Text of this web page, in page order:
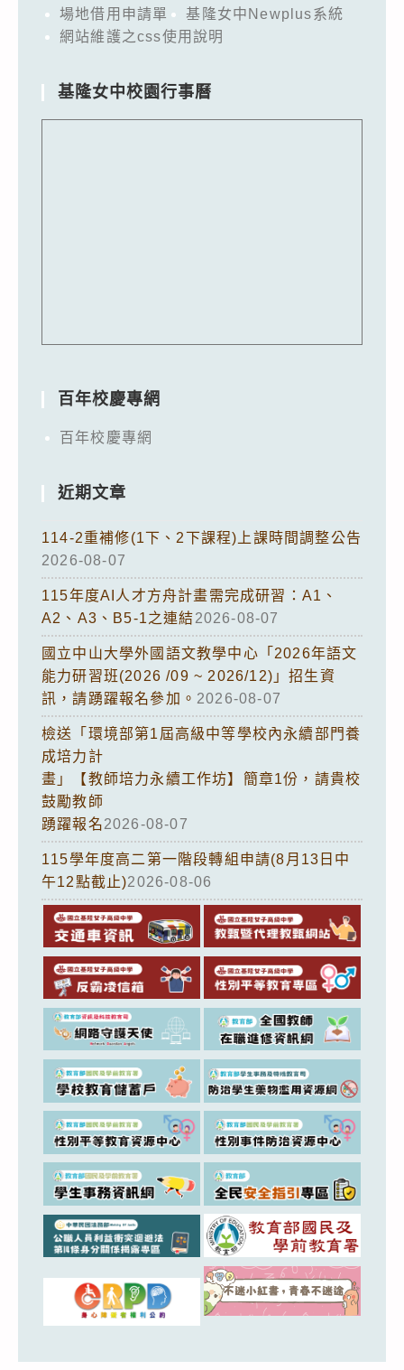
場地借用申請單
基隆女中Newplus系統
網站維護之css使用說明
基隆女中校園行事曆
百年校慶專網
百年校慶專網
近期文章
114-2重補修(1下、2下課程)上課時間調整公告
2026-08-07
115年度AI人才方舟計畫需完成研習：A1、
A2、A3、B5-1之連結2026-08-07
國立中山大學外國語文教學中心「2026年語文
能力研習班(2026 /09 ~ 2026/12)」招生資
訊，請踴躍報名參加。 2026-08-07
檢送「環境部第1屆高級中等學校內永續部門養
成培力計
畫」【教師培力永續工作坊】簡章1份，請貴校
鼓勵教師
踴躍報名2026-08-07
115學年度高二第一階段轉組申請(8月13日中
午12點截止)2026-08-06